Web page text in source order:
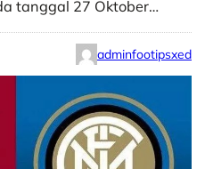
tanggal 27 Oktober…
adminfootipsxed